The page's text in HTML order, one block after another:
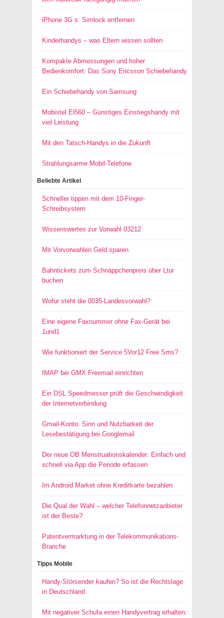
iPhone 3G s: Simlock entfernen
Kinderhandys – was Eltern wissen sollten
Kompakte Abmessungen und hoher
Bedienkomfort: Das Sony Ericsson Schiebehandy
Ein Schiebehandy von Samsung
Mobistel El560 – Günstiges Einstiegshandy mit
viel Leistung
Mit den Tatsch-Handys in die Zukunft
Strahlungsarme Mobil-Telefone
Beliebte Artikel
Schneller tippen mit dem 10-Finger-
Schreibsystem
Wissenswertes zur Vorwahl 03212
Mit Vorvorwahlen Geld sparen
Bahntickets zum Schnäppchenpreis über Ltur
buchen
Wofür steht die 0035-Landesvorwahl?
Eine eigene Faxnummer ohne Fax-Gerät bei
1und1
Wie funktioniert der Service 5Vor12 Free Sms?
IMAP bei GMX Freemail einrichten
Ein DSL Speedmesser prüft die Geschwindigkeit
der Internetverbindung
Gmail-Konto: Sinn und Nutzbarkeit der
Lesebestätigung bei Googlemail
Der neue OB Menstruationskalender: Einfach und
schnell via App die Periode erfassen
Im Android Market ohne Kreditkarte bezahlen
Die Qual der Wahl – welcher Telefonnetzanbieter
ist der Beste?
Patentvermarktung in der Telekommunikations-
Branche
Tipps Mobile
Handy-Störsender kaufen? So ist die Rechtslage
in Deutschland
Mit negativer Schufa einen Handyvertrag erhalten: